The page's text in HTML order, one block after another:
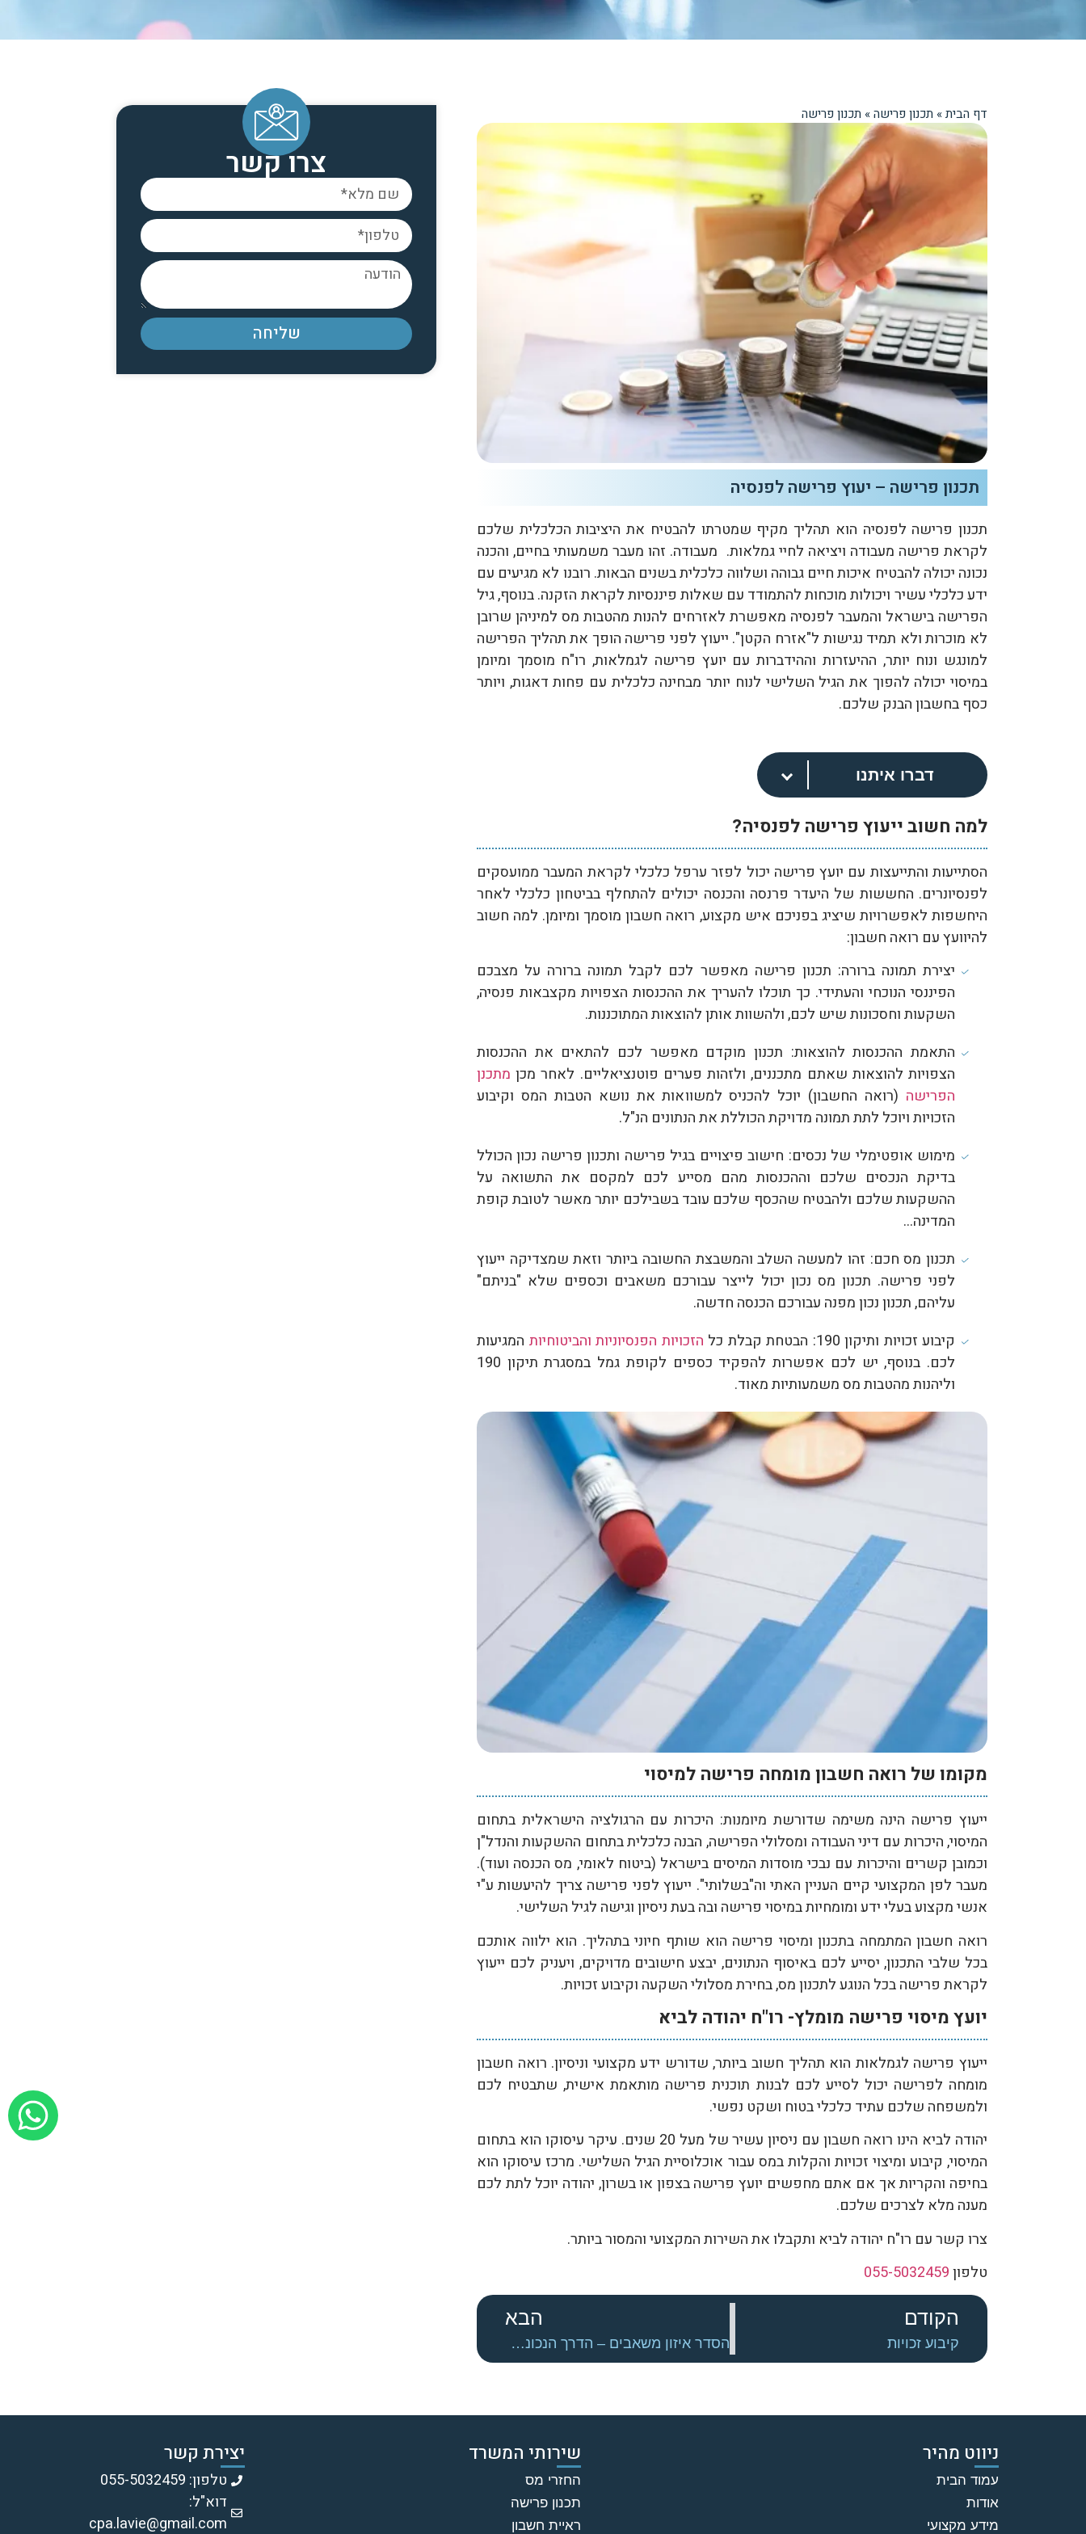
דף הבית» תכנון פרישה» תכנון פרישה
תכנון פרישה – יעוץ פרישה לפנסיה
תכנון פרישה לפנסיה הוא תהליך מקיף שמטרתו להבטיח את היציבות הכלכלית שלכם
לקראת פרישה מעבודה ויציאה לחיי גמלאות. מעבודה. זהו מעבר משמעותי בחיים, והכנה
נכונה יכולה להבטיח איכות חיים גבוהה ושלווה כלכלית בשנים הבאות. רובנו לא מגיעים עם
ידע כלכלי עשיר ויכולות מוכחות להתמודד עם שאלות פיננסיות לקראת הזקנה. בנוסף, גיל
הפרישה בישראל והמעבר לפנסיה מאפשרת לאזרחים להנות מהטבות מס למיניהן שרובן
לא מוכרות ולא תמיד נגישות ל"אזרח הקטן". ייעוץ לפני פרישה הופך את תהליך הפרישה
למונגש ונוח יותר, ההיעזרות וההידברות עם יועץ פרישה לגמלאות, רו"ח מוסמך ומיומן
במיסוי יכולה להפוך את הגיל השלישי לנוח יותר מבחינה כלכלית עם פחות דאגות, ויותר
כסף בחשבון הבנק שלכם.
דברו איתנו
למה חשוב ייעוץ פרישה לפנסיה?
הסתייעות והתייעצות עם יועץ פרישה יכול לפזר ערפל כלכלי לקראת המעבר ממועסקים
לפנסיונרים. החששות של היעדר פרנסה והכנסה יכולים להתחלף בביטחון כלכלי לאחר
היחשפות לאפשרויות שיציג בפניכם איש מקצוע, רואה חשבון מוסמך ומיומן. למה חשוב
להיוועץ עם רואה חשבון:
יצירת תמונה ברורה: תכנון פרישה מאפשר לכם לקבל תמונה ברורה על מצבכם
הפיננסי הנוכחי והעתידי. כך תוכלו להעריך את ההכנסות הצפויות מקצבאות פנסיה,
השקעות וחסכונות שיש לכם, ולהשוות אותן להוצאות המתוכננות.
התאמת ההכנסות להוצאות: תכנון מוקדם מאפשר לכם להתאים את ההכנסות
הצפויות להוצאות שאתם מתכננים, ולזהות פערים פוטנציאליים. לאחר מכן מתכנן
הפרישה (רואה החשבון) יוכל להכניס למשוואות את נושא הטבות המס וקיבוע
הזכויות ויוכל לתת תמונה מדויקת הכוללת את הנתונים הנ"ל.
מימוש אופטימלי של נכסים: חישוב פיצויים בגיל פרישה ותכנון פרישה נכון הכולל
בדיקת הנכסים שלכם וההכנסות מהם מסייע לכם למקסם את התשואה על
ההשקעות שלכם ולהבטיח שהכסף שלכם עובד בשבילכם יותר מאשר לטובת קופת
המדינה…
תכנון מס חכם: זהו למעשה השלב והמשבצת החשובה ביותר וזאת שמצדיקה ייעוץ
לפני פרישה. תכנון מס נכון יכול לייצר עבורכם משאבים וכספים שלא "בניתם"
עליהם, תכנון נכון מפנה עבורכם הכנסה חדשה.
קיבוע זכויות ותיקון 190: הבטחת קבלת כל
הזכויות הפנסיוניות והביטוחיות המגיעות
לכם. בנוסף, יש לכם אפשרות להפקיד כספים לקופת גמל במסגרת תיקון 190
וליהנות מהטבות מס משמעותיות מאוד.
מקומו של רואה חשבון מומחה פרישה למיסוי
ייעוץ פרישה הינה משימה שדורשת מיומנות: היכרות עם הרגולציה הישראלית בתחום
המיסוי, היכרות עם דיני העבודה ומסלולי הפרישה, הבנה כלכלית בתחום ההשקעות והנדל"ן
וכמובן קשרים והיכרות עם נבכי מוסדות המיסים בישראל (ביטוח לאומי, מס הכנסה ועוד).
מעבר לפן המקצועי קיים העניין האתי וה"בשלותי". ייעוץ לפני פרישה צריך להיעשות ע"י
אנשי מקצוע בעלי ידע ומומחיות במיסוי פרישה ובה בעת ניסיון וגישה לגיל השלישי.
רואה חשבון המתמחה בתכנון ומיסוי פרישה הוא שותף חיוני בתהליך. הוא ילווה אותכם
בכל שלבי התכנון, יסייע לכם באיסוף הנתונים, יבצע חישובים מדויקים, ויעניק לכם ייעוץ
לקראת פרישה בכל הנוגע לתכנון מס, בחירת מסלולי השקעה וקיבוע זכויות.
יועץ מיסוי פרישה מומלץ- רו"ח יהודה לביא
ייעוץ פרישה לגמלאות הוא תהליך חשוב ביותר, שדורש ידע מקצועי וניסיון. רואה חשבון
מומחה לפרישה יכול לסייע לכם לבנות תוכנית פרישה מותאמת אישית, שתבטיח לכם
ולמשפחה שלכם עתיד כלכלי בטוח ושקט נפשי.
יהודה לביא הינו רואה חשבון עם ניסיון עשיר של מעל 20 שנים. עיקר עיסוקו הוא בתחום
המיסוי, קיבוע ומיצוי זכויות והקלות במס עבור אוכלוסיית הגיל השלישי. מרכז עיסוקו הוא
בחיפה והקריות אך אם אתם מחפשים יועץ פרישה בצפון או בשרון, יהודה יוכל לתת לכם
מענה מלא לצרכים שלכם.
צרו קשר עם רו"ח יהודה לביא ותקבלו את השירות המקצועי והמסור ביותר.
טלפון055-5032459
הקודם
קיבוע זכויות
הבא
הסדר איזון משאבים – הדרך הנכונה לפתור סכסוך כלכלי בין בני זוג
צרו קשר
שליחה
ניווט מהיר
עמוד הבית
אודות
מידע מקצועי
שירותי המשרד
החזרי מס
תכנון פרישה
ראיית חשבון
יצירת קשר
טלפון: 055-5032459
דוא"ל:
cpa.lavie@gmail.com